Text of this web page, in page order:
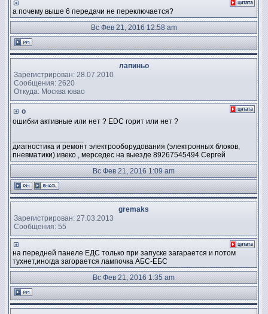
а почему выше 6 передачи не переключается?
Вс Фев 21, 2016 12:58 am
лапиньо
Зарегистрирован: 28.07.2010
Сообщения: 2620
Откуда: Москва ювао
о
ошибки активные или нет ? EDC горит или нет ?
диагностика и ремонт электрооборудования (электронных блоков,
пневматики) ивеко , мерседес на выезде 89267545494 Сергей
Вс Фев 21, 2016 1:09 am
gremaks
Зарегистрирован: 27.03.2013
Сообщения: 55
на передней панеле ЕДС только при запуске загарается и потом
тухнет,иногда загорается лампочка АБС-ЕБС
Вс Фев 21, 2016 1:35 am